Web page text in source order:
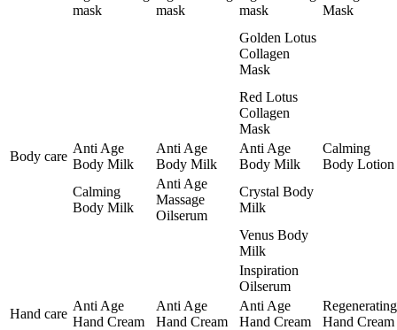
mask
mask
mask
Mask
Golden Lotus
Collagen
Mask
Red Lotus
Collagen
Mask
Body care
Anti Age
Body Milk
Anti Age
Body Milk
Anti Age
Body Milk
Calming
Body Lotion
Calming
Body Milk
Anti Age
Massage
Oilserum
Crystal Body
Milk
Venus Body
Milk
Inspiration
Oilserum
Hand care
Anti Age
Hand Cream
Anti Age
Hand Cream
Anti Age
Hand Cream
Regenerating
Hand Cream